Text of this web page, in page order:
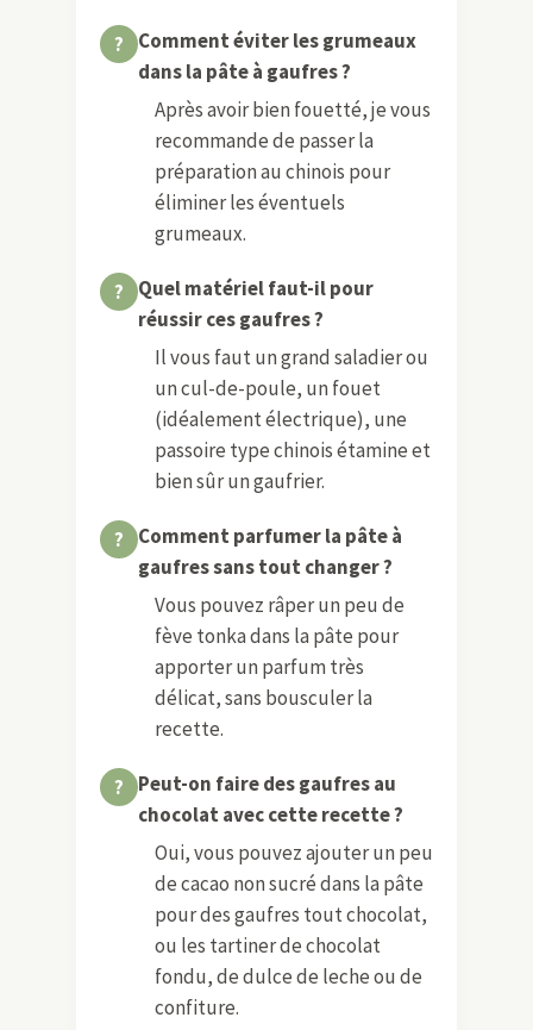
Comment éviter les grumeaux
dans la pâte à gaufres ?
Après avoir bien fouetté, je vous
recommande de passer la
préparation au chinois pour
éliminer les éventuels
grumeaux.
Quel matériel faut-il pour
réussir ces gaufres ?
Il vous faut un grand saladier ou
un cul-de-poule, un fouet
(idéalement électrique), une
passoire type chinois étamine et
bien sûr un gaufrier.
Comment parfumer la pâte à
gaufres sans tout changer ?
Vous pouvez râper un peu de
fève tonka dans la pâte pour
apporter un parfum très
délicat, sans bousculer la
recette.
Peut-on faire des gaufres au
chocolat avec cette recette ?
Oui, vous pouvez ajouter un peu
de cacao non sucré dans la pâte
pour des gaufres tout chocolat,
ou les tartiner de chocolat
fondu, de dulce de leche ou de
confiture.